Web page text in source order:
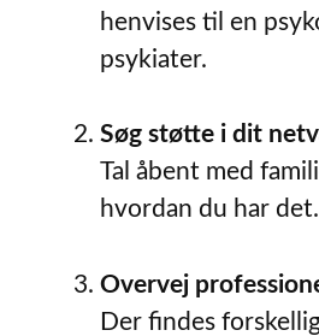
henvises til en
psykiater.
Søg støtte i dit
Tal åbent med
hvordan du har det.
Overvej
Der findes